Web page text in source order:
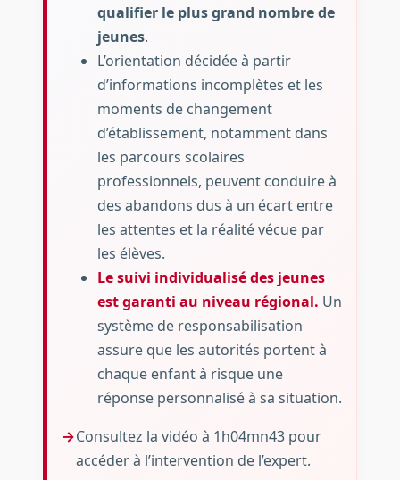
qualifier le plus grand nombre de
jeunes.
L’orientation décidée à partir
d’informations incomplètes et les
moments de changement
d’établissement, notamment dans
les parcours scolaires
professionnels, peuvent conduire à
des abandons dus à un écart entre
les attentes et la réalité vécue par
les élèves.
Le suivi individualisé des jeunes
est garanti au niveau régional. Un
système de responsabilisation
assure que les autorités portent à
chaque enfant à risque une
réponse personnalisé à sa situation.
Consultez la vidéo à 1h04mn43 pour
accéder à l’intervention de l’expert.